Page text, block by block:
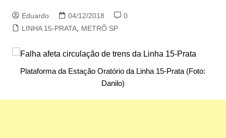
Eduardo 04/12/2018
0
LINHA 15-PRATA, METRÔ SP
Plataforma da Estação Oratório da Linha 15-Prata (Foto:
Danilo)